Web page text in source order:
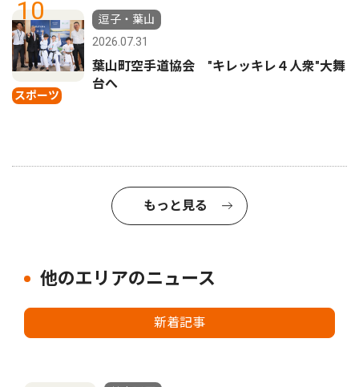
10
スポーツ
逗子・葉山
2026.07.31
葉山町空手道協会 "キレッキレ４人衆"大舞
台へ
もっと見る
他のエリアのニュース
新着記事